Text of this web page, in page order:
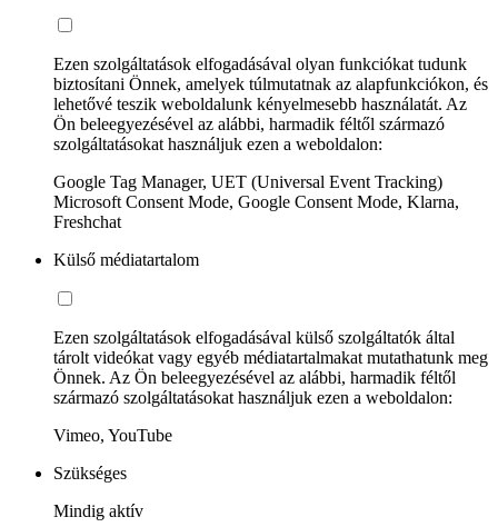
Ezen szolgáltatások elfogadásával olyan funkciókat tudunk
biztosítani Önnek, amelyek túlmutatnak az alapfunkciókon, és
lehetővé teszik weboldalunk kényelmesebb használatát. Az
Ön beleegyezésével az alábbi, harmadik féltől származó
szolgáltatásokat használjuk ezen a weboldalon:
Google Tag Manager, UET (Universal Event Tracking)
Microsoft Consent Mode, Google Consent Mode, Klarna,
Freshchat
Külső médiatartalom
Ezen szolgáltatások elfogadásával külső szolgáltatók által
tárolt videókat vagy egyéb médiatartalmakat mutathatunk meg
Önnek. Az Ön beleegyezésével az alábbi, harmadik féltől
származó szolgáltatásokat használjuk ezen a weboldalon:
Vimeo, YouTube
Szükséges
Mindig aktív